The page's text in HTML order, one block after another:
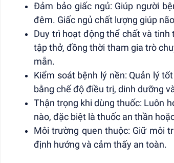
Đảm bảo giấc ngủ: Giúp người
đêm. Giấc ngủ chất lượng giúp
Duy trì hoạt động thể chất và tinh
tập thở, đồng thời tham gia trò
mẫn.
Kiểm soát bệnh lý nền: Quản lý
bằng chế độ điều trị, dinh dưỡng
Thận trọng khi dùng thuốc: Luôn
nào, đặc biệt là thuốc an thần
Môi trường quen thuộc: Giữ môi
định hướng và cảm thấy an toàn.